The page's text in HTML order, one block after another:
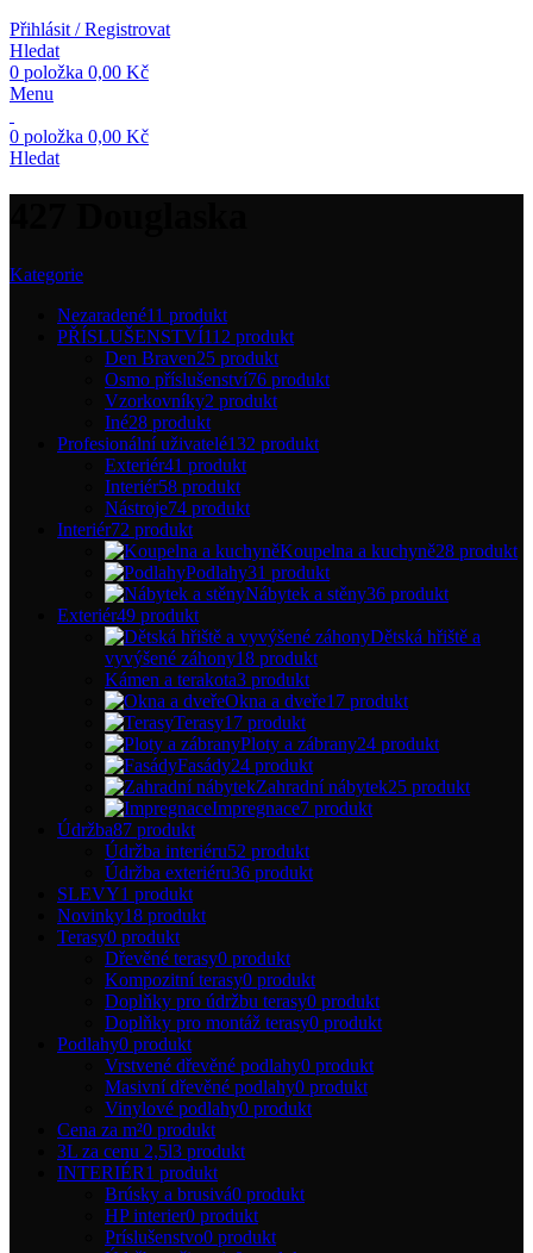
Přihlásit / Registrovat
Hledat
0 položka 0,00 Kč
Menu
0 položka 0,00 Kč
Hledat
Kategorie
Nezaradené11 produkt
PŘÍSLUŠENSTVÍ112 produkt
Den Braven25 produkt
Osmo příslušenství76 produkt
Vzorkovníky2 produkt
Iné28 produkt
Profesionální uživatelé132 produkt
Exteriér41 produkt
Interiér58 produkt
Nástroje74 produkt
Interiér72 produkt
Koupelna a kuchyně28 produkt
Podlahy31 produkt
Nábytek a stěny36 produkt
Exteriér49 produkt
Dětská hřiště a
vyvýšené záhony18 produkt
Kámen a terakota3 produkt
Okna a dveře17 produkt
Terasy17 produkt
Ploty a zábrany24 produkt
Fasády24 produkt
Zahradní nábytek25 produkt
Impregnace7 produkt
Údržba87 produkt
Údržba interiéru52 produkt
Údržba exteriéru36 produkt
SLEVY1 produkt
Novinky18 produkt
Terasy0 produkt
Dřevěné terasy0 produkt
Kompozitní terasy0 produkt
Doplňky pro údržbu terasy0 produkt
Doplňky pro montáž terasy0 produkt
Podlahy0 produkt
Vrstvené dřevěné podlahy0 produkt
Masivní dřevěné podlahy0 produkt
Vinylové podlahy0 produkt
Cena za m²0 produkt
3L za cenu 2,5l3 produkt
INTERIÉR1 produkt
Brúsky a brusivá0 produkt
HP interier0 produkt
Príslušenstvo0 produkt